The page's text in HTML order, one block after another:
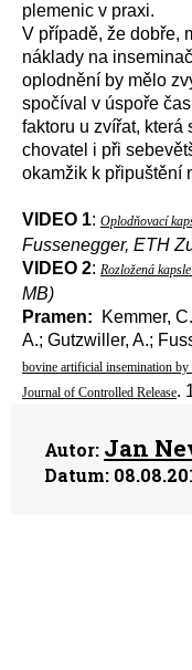
plemenic v praxi.
V případě, že dobře,
náklady na
oplodnění by mělo
spočíval v úspoře
faktoru u zvířat,
chovatel i při
okamžik k připuštění
VIDEO 1: Oplodňovací
Fussenegger, ETH
VIDEO 2: Rozložená
MB)
Pramen:
Kemmer,
A.; Gutzwiller, A.;
bovine artificial insemination by
Journal of Controlled Release.
Autor: Jan
Datum: